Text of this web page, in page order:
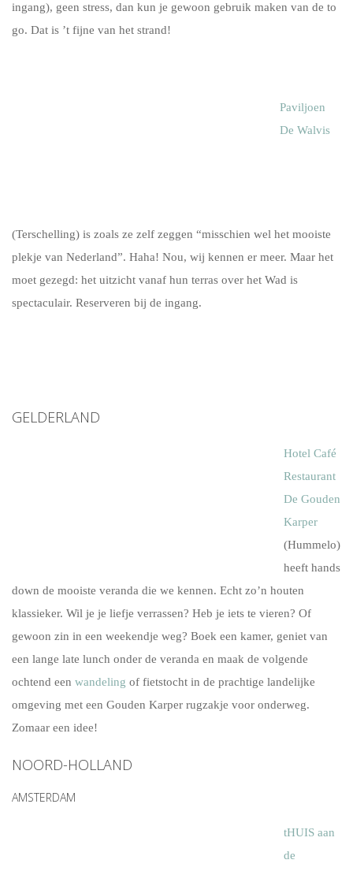
ingang), geen stress, dan kun je gewoon gebruik maken van de to
go. Dat is ’t fijne van het strand!
Paviljoen
De Walvis
(Terschelling) is zoals ze zelf zeggen “misschien wel het mooiste
plekje van Nederland”. Haha! Nou, wij kennen er meer. Maar het
moet gezegd: het uitzicht vanaf hun terras over het Wad is
spectaculair. Reserveren bij de ingang.
GELDERLAND
Hotel Café
Restaurant
De Gouden
Karper
(Hummelo)
heeft hands
down de mooiste veranda die we kennen. Echt zo’n houten
klassieker. Wil je je liefje verrassen? Heb je iets te vieren? Of
gewoon zin in een weekendje weg? Boek een kamer, geniet van
een lange late lunch onder de veranda en maak de volgende
ochtend een wandeling of fietstocht in de prachtige landelijke
omgeving met een Gouden Karper rugzakje voor onderweg.
Zomaar een idee!
NOORD-HOLLAND
AMSTERDAM
tHUIS aan
de